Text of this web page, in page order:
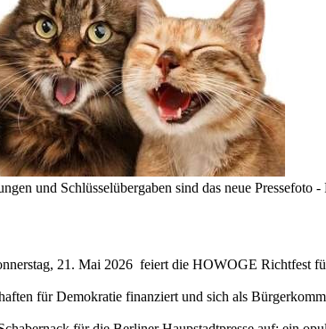
und Schlüsselübergaben sind das neue Pressefoto
21. Mai 2026 feiert die HOWOGE Richtfest
für Demokratie finanziert und sich als